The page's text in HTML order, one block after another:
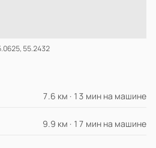
55.2432
7.6 км · 13 мин на машине
9.9 км · 17 мин на машине